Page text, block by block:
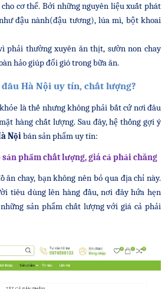
cho cơ thể. Bởi những nguyên liệu xuất phát
đậu nành(đậu tương), lúa mì, bột khoai
phải thường xuyên ăn thịt, sườn non chay
hảo giúp đổi gió trong bữa ăn.
Hà Nội uy tín, chất lượng?
là thế nhưng không phải bất cứ nơi đâu
hàng chất lượng. Sau đây, hệ thống gợi ý
Nộibán sản phẩm uy tín:
phẩm chất lượng, giá cả phải chăng
ăn chay, bạn không nên bỏ qua địa chỉ này.
tiêu dùng lên hàng đầu, nơi đây hứa hẹn
sản phẩm chất lượng với giá cả phải